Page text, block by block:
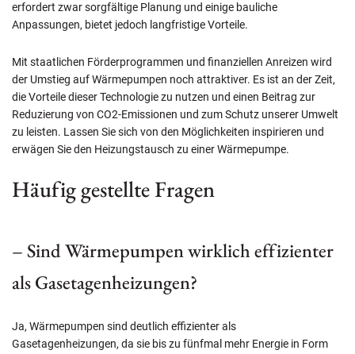
erfordert zwar sorgfältige Planung und einige bauliche
Anpassungen, bietet jedoch langfristige Vorteile.
Mit staatlichen Förderprogrammen und finanziellen Anreizen wird
der Umstieg auf Wärmepumpen noch attraktiver. Es ist an der Zeit,
die Vorteile dieser Technologie zu nutzen und einen Beitrag zur
Reduzierung von CO2-Emissionen und zum Schutz unserer Umwelt
zu leisten. Lassen Sie sich von den Möglichkeiten inspirieren und
erwägen Sie den Heizungstausch zu einer Wärmepumpe.
Häufig gestellte Fragen
– Sind Wärmepumpen wirklich effizienter
als Gasetagenheizungen?
Ja, Wärmepumpen sind deutlich effizienter als
Gasetagenheizungen, da sie bis zu fünfmal mehr Energie in Form